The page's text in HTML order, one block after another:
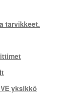
tarvikkeet.
yksikkö